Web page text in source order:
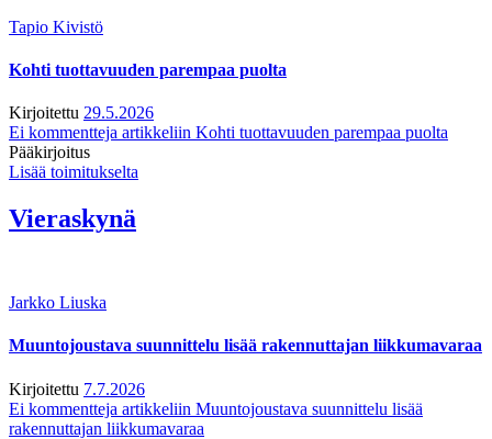
Tapio Kivistö
Kohti tuottavuuden parempaa puolta
Kirjoitettu 29.5.2026
Ei kommentteja artikkeliin Kohti tuottavuuden parempaa puolta
Pääkirjoitus
Lisää toimitukselta
Vieraskynä
Jarkko Liuska
Muuntojoustava suunnittelu lisää rakennuttajan liikkumavaraa
Kirjoitettu 7.7.2026
Ei kommentteja artikkeliin Muuntojoustava suunnittelu lisää
rakennuttajan liikkumavaraa